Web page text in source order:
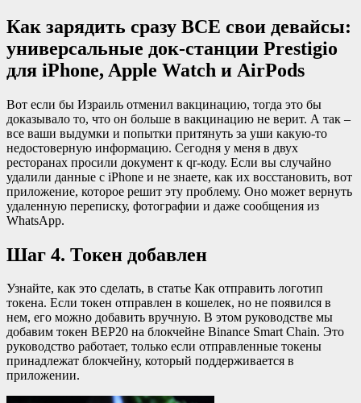
Как зарядить сразу ВСЕ свои девайсы:
универсальные док-станции Prestigio
для iPhone, Apple Watch и AirPods
Вот если бы Израиль отменил вакцинацию, тогда это бы
доказывало то, что он больше в вакцинацию не верит. А так –
все ваши выдумки и попытки притянуть за уши какую-то
недостоверную информацию. Сегодня у меня в двух
ресторанах просили документ к qr-коду. Если вы случайно
удалили данные с iPhone и не знаете, как их восстановить, вот
приложение, которое решит эту проблему. Оно может вернуть
удаленную переписку, фотографии и даже сообщения из
WhatsApp.
Шаг 4. Токен добавлен
Узнайте, как это сделать, в статье Как отправить логотип
токена. Если токен отправлен в кошелек, но не появился в
нем, его можно добавить вручную. В этом руководстве мы
добавим токен BEP20 на блокчейне Binance Smart Chain. Это
руководство работает, только если отправленные токены
принадлежат блокчейну, который поддерживается в
приложении.